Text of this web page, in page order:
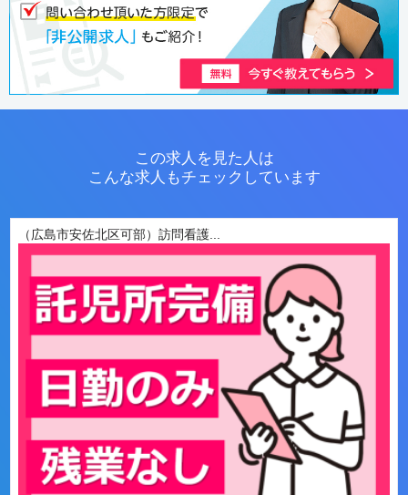
この求人を見た人は
こんな求人もチェックしています
（広島市安佐北区可部）訪問看護...